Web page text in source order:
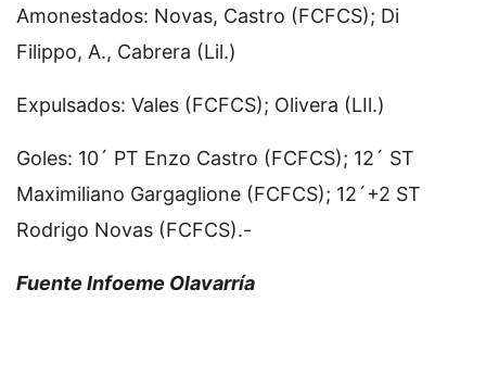
Amonestados: Novas, Castro (FCFCS); Di
Filippo, A., Cabrera (Lil.)
Expulsados: Vales (FCFCS); Olivera (LIl.)
Goles: 10´ PT Enzo Castro (FCFCS); 12´ ST
Maximiliano Gargaglione (FCFCS); 12´+2 ST
Rodrigo Novas (FCFCS).-
Fuente Infoeme Olavarría